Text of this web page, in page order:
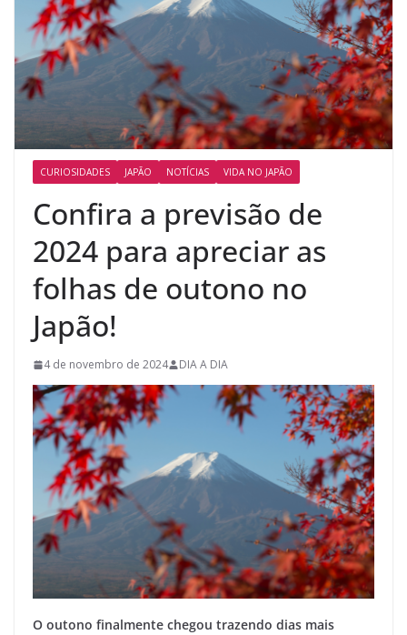
CURIOSIDADES JAPÃO NOTÍCIAS VIDA NO JAPÃO
Confira a previsão de
2024 para apreciar as
folhas de outono no
Japão!
4 de novembro de 2024 DIA A DIA
O outono finalmente chegou trazendo dias mais